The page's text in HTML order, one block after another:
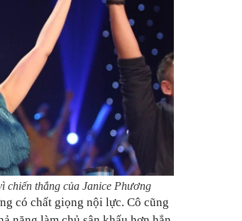
thắng của Janice Phương
có chất giọng nội lực. Cô cũng